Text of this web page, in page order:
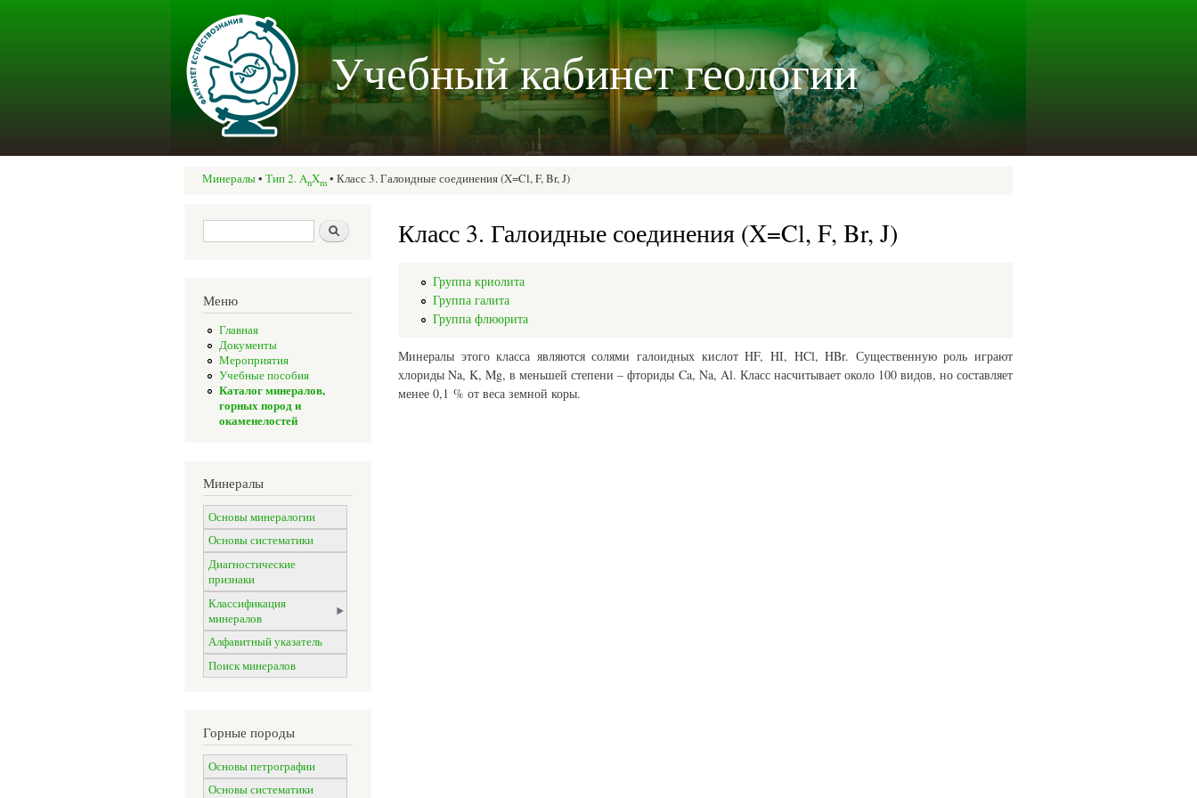
Перейти к
основному
содержанию
Учебный кабинет геологии
Минералы• Тип 2. AnXm • Класс 3. Галоидные соединения (X=Cl, F, Br, J)
Форма поиска Поиск
Меню
Главная
Документы
Мероприятия
Учебные пособия
Каталог минералов,
горных пород и
окаменелостей
Минералы
Основы минералогии
Основы систематики
Диагностические
признаки
Классификация
минералов
Алфавитный указатель
Поиск минералов
Горные породы
Основы петрографии
Основы систематики
Класс 3. Галоидные соединения (X=Cl, F, Br, J)
Группа криолита
Группа галита
Группа флюорита
Минералы этого класса являются солями галоидных кислот HF, HI, HCl, HBr. Существенную роль играют
хлориды Na, K, Mg, в меньшей степени – фториды Ca, Na, Al. Класс насчитывает около 100 видов, но составляет
менее 0,1 % от веса земной коры.